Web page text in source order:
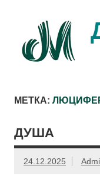
содержимому
МЕТКА:
ДУША
24.12.2025